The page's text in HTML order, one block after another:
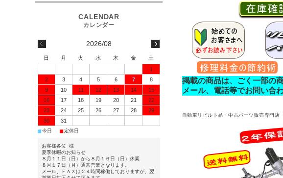
掲載の商品は、ごく一部の
メール、電話等でお問い合
自動車リビルト品・中古パーツ販売専門店
2026/08
日 月 火 水 木 金
土
1
2
3 4 5 6 7
8
9
10 11 12 13 14
15
16
17 18 19 20 21
22
23
24 25 26 27 28
29
30
31
■今日 ■定休日
お客様各位 様
夏季休暇のお知らせ
８月１１日（日）から８月１６日（日）休業
８月１７日（月）通常営業となります。
メール、ＦＡＸは２４時間稼働しておりますが、翌